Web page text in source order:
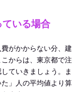
いる場合
がかからない分、建
からは、東京都で注
ていきましょう。ま
」人の平均値より算